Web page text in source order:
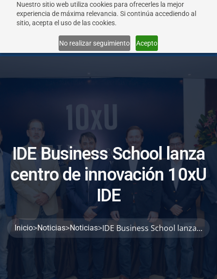
Nuestro sitio web utiliza cookies para ofrecerles la mejor
experiencia de máxima relevancia. Si continúa accediendo al
sitio, acepta el uso de las cookies.
No realizar seguimiento Acepto
IDE BusinessSchool lanza
centro de innovación 1 0xU
IDE
Inicio>Noticias>Noticias>IDE Business School lanza...